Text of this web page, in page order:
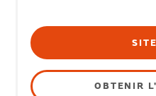
OBTENIR